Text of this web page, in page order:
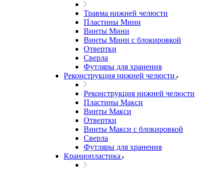
Травма нижней челюсти
Пластины Мини
Винты Мини
Винты Мини с блокировкой
Отвертки
Сверла
Футляры для хранения
Реконструкция нижней челюсти
Реконструкция нижней челюсти
Пластины Макси
Винты Макси
Отвертки
Винты Макси с блокировкой
Сверла
Футляры для хранения
Краниопластика